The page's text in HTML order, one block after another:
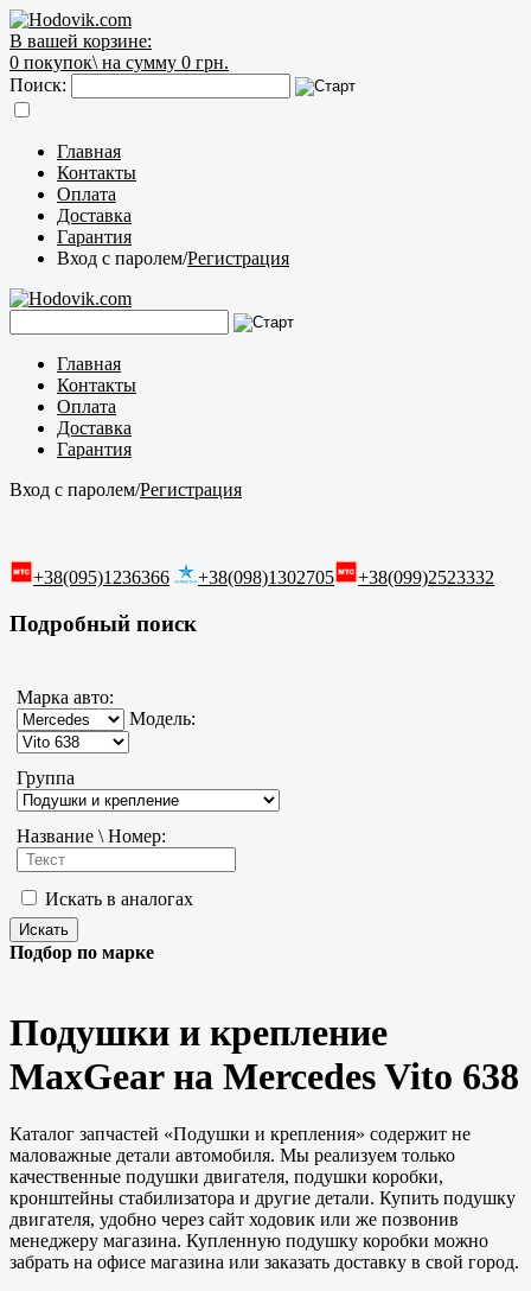
В вашей корзине:
0 покупок\ на сумму 0 грн.
Поиск:
Главная
Контакты
Оплата
Доставка
Гарантия
Вход с паролем/Регистрация
Главная
Контакты
Оплата
Доставка
Гарантия
Вход с паролем/Регистрация
+38(095)1236366 +38(098)1302705 +38(099)2523332
Подробный поиск
Марка авто:
Модель:
Группа
Название \ Номер:
Искать в аналогах
Подбор по марке
Подушки и крепление
MaxGear на Mercedes Vito 638
Каталог запчастей «Подушки и крепления» содержит не
маловажные детали автомобиля. Мы реализуем только
качественные подушки двигателя, подушки коробки,
кронштейны стабилизатора и другие детали. Купить подушку
двигателя, удобно через сайт ходовик или же позвонив
менеджеру магазина. Купленную подушку коробки можно
забрать на офисе магазина или заказать доставку в свой город.